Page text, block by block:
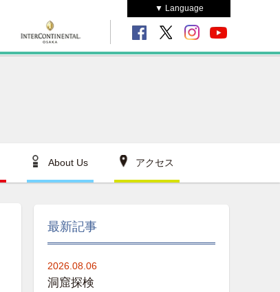
▼ Language
About Us アクセス
最新記事
2026.08.06
洞窟探検